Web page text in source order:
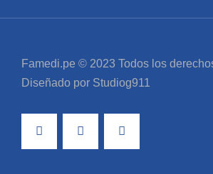
Famedi.pe © 2023 Todos los
Diseñado por Studiog911